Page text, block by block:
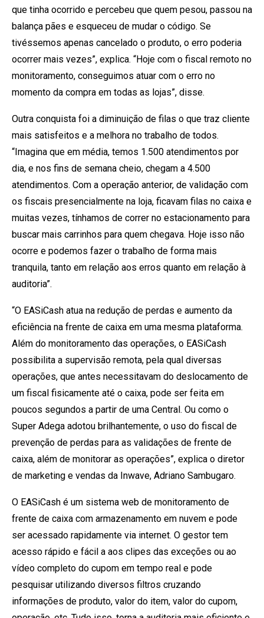
que tinha ocorrido e percebeu que quem pesou, passou na
balança pães e esqueceu de mudar o código. Se
tivéssemos apenas cancelado o produto, o erro poderia
ocorrer mais vezes”, explica. “Hoje com o fiscal remoto no
monitoramento, conseguimos atuar com o erro no
momento da compra em todas as lojas”, disse.
Outra conquista foi a diminuição de filas o que traz cliente
mais satisfeitos e a melhora no trabalho de todos.
“Imagina que em média, temos 1.500 atendimentos por
dia, e nos fins de semana cheio, chegam a 4.500
atendimentos. Com a operação anterior, de validação com
os fiscais presencialmente na loja, ficavam filas no caixa e
muitas vezes, tínhamos de correr no estacionamento para
buscar mais carrinhos para quem chegava. Hoje isso não
ocorre e podemos fazer o trabalho de forma mais
tranquila, tanto em relação aos erros quanto em relação à
auditoria”.
“O EASiCash atua na redução de perdas e aumento da
eficiência na frente de caixa em uma mesma plataforma.
Além do monitoramento das operações, o EASiCash
possibilita a supervisão remota, pela qual diversas
operações, que antes necessitavam do deslocamento de
um fiscal fisicamente até o caixa, pode ser feita em
poucos segundos a partir de uma Central. Ou como o
Super Adega adotou brilhantemente, o uso do fiscal de
prevenção de perdas para as validações de frente de
caixa, além de monitorar as operações”, explica o diretor
de marketing e vendas da Inwave, Adriano Sambugaro.
O EASiCash é um sistema web de monitoramento de
frente de caixa com armazenamento em nuvem e pode
ser acessado rapidamente via internet. O gestor tem
acesso rápido e fácil a aos clipes das exceções ou ao
vídeo completo do cupom em tempo real e pode
pesquisar utilizando diversos filtros cruzando
informações de produto, valor do item, valor do cupom,